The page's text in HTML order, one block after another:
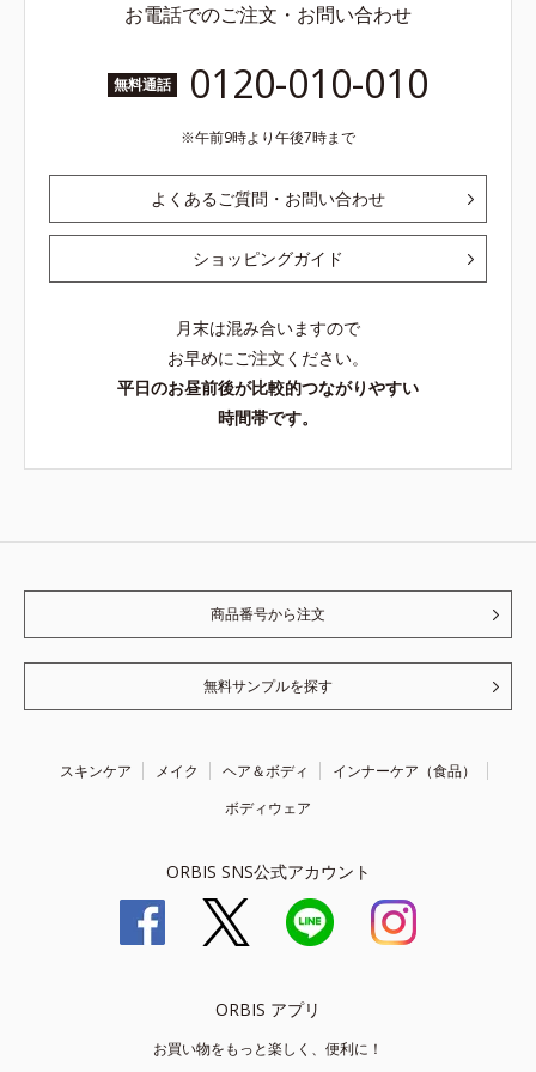
お電話でのご注文・お問い合わせ
無料通話 0120-010-010
午前9時より午後7時まで
よくあるご質問・お問い合わせ
ショッピングガイド
月末は混み合いますので
お早めにご注文ください。
平日のお昼前後が比較的つながりやすい
時間帯です。
商品番号から注文
無料サンプルを探す
スキンケア メイク ヘア＆ボディ
インナーケア（食品）
ボディウェア
ORBIS SNS公式アカウント
ORBIS アプリ
お買い物をもっと楽しく、便利に！